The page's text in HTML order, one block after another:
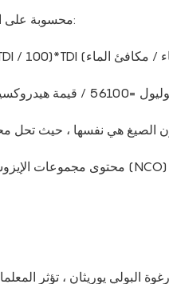
كمية TDI: محسوبة على النحو التالي:
البولي يوريثان ، تؤثر